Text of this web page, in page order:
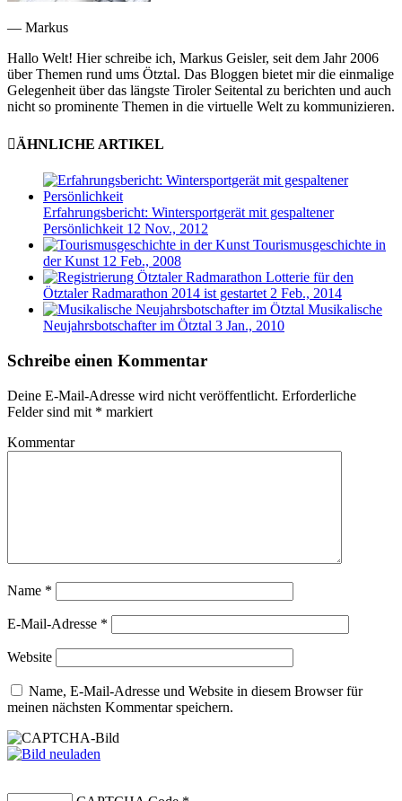
— Markus
Hallo Welt! Hier schreibe ich, Markus Geisler, seit dem Jahr 2006
über Themen rund ums Ötztal. Das Bloggen bietet mir die einmalige
Gelegenheit über das längste Tiroler Seitental zu berichten und auch
nicht so prominente Themen in die virtuelle Welt zu kommunizieren.
ÄHNLICHE ARTIKEL
Erfahrungsbericht: Wintersportgerät mit gespaltener
Persönlichkeit 12 Nov., 2012
Tourismusgeschichte in
der Kunst 12 Feb., 2008
Lotterie für den
Ötztaler Radmarathon 2014 ist gestartet 2 Feb., 2014
Musikalische
Neujahrsbotschafter im Ötztal 3 Jan., 2010
Schreibe einen Kommentar
Deine E-Mail-Adresse wird nicht veröffentlicht. Erforderliche
Felder sind mit * markiert
Kommentar
Name *
E-Mail-Adresse *
Website
Name, E-Mail-Adresse und Website in diesem Browser für
meinen nächsten Kommentar speichern.